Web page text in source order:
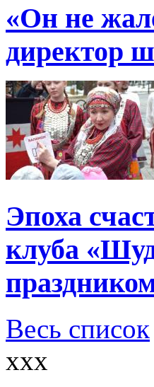
«Он не
директор
Эпоха
клуба
Весь список
xxx